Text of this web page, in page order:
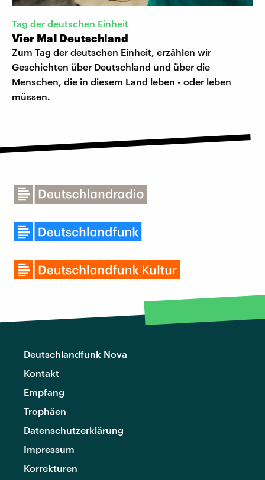
Tag der deutschen Einheit
Vier Mal Deutschland
Zum Tag der deutschen Einheit, erzählen wir
Geschichten über Deutschland und über die
Menschen, die in diesem Land leben - oder leben
müssen.
Deutschlandfunk Nova
Kontakt
Empfang
Trophäen
Datenschutzerklärung
Impressum
Korrekturen